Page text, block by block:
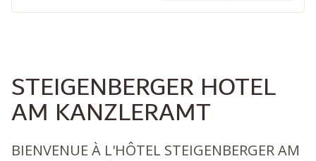
STEIGENBERGER HOTEL
AM KANZLERAMT
BIENVENUE À L'HÔTEL STEIGENBERGER AM